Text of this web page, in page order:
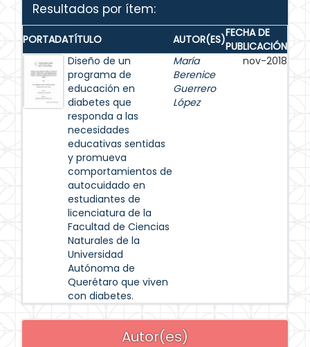
Resultados por ítem:
PORTADATÍTULO AUTOR(ES)FECHA DE
PUBLICACIÓN
Diseño de un
programa de
educación en
diabetes que
responda a las
necesidades
educativas sentidas
y promueva
comportamientos de
autocuidado en
estudiantes de
licenciatura de la
Facultad de Ciencias
Naturales de la
Universidad
Autónoma de
Querétaro que viven
con diabetes.
María
Berenice
Guerrero
López
nov-2018
Autor(es)